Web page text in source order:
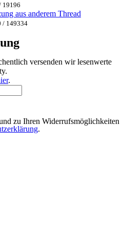
19196
aus anderem Thread
/ 149334
versenden wir lesenwerte
.
zu Ihren Widerrufsmöglichkeiten
.